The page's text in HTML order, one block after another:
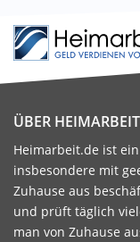
ÜBER
Heimarbeit.de ist
insbesondere mit
Zuhause aus
und prüft täglich
man von Zuhause